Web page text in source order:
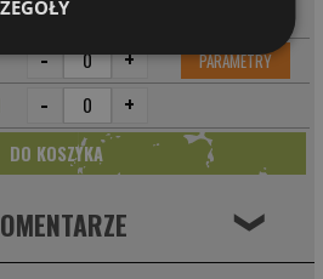
-
- + PARAMETRY
- +
❮